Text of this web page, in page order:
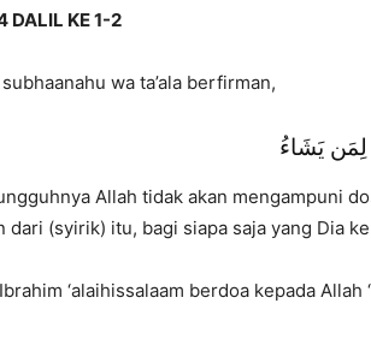
DALIL KE 1-2
wa ta’ala berfirman,
لِمَن يَشَاءُ
Allah tidak akan mengampuni
dari (syirik) itu, bagi siapa saja yang Dia
‘alaihissalaam berdoa kepada Allah